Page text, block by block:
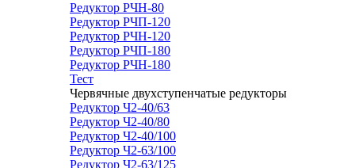
Редуктор РЧН-80
Редуктор РЧП-120
Редуктор РЧН-120
Редуктор РЧП-180
Редуктор РЧН-180
Тест
Червячные двухступенчатые редукторы
Редуктор Ч2-40/63
Редуктор Ч2-40/80
Редуктор Ч2-40/100
Редуктор Ч2-63/100
Редуктор Ч2-63/125